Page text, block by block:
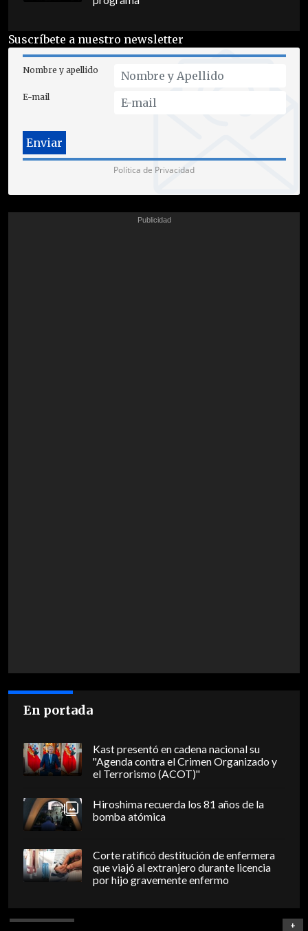
Suscríbete a nuestro newsletter
Nombre y apellido
E-mail
Política de Privacidad
En portada
Kast presentó en cadena nacional su
"Agenda contra el Crimen Organizado y
el Terrorismo (ACOT)"
Hiroshima recuerda los 81 años de la
bomba atómica
Corte ratificó destitución de enfermera
que viajó al extranjero durante licencia
por hijo gravemente enfermo
+